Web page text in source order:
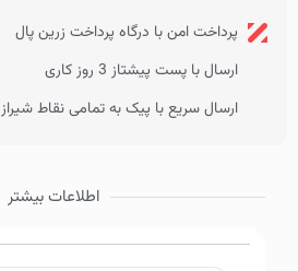
فاقد پارابن
فاقد الکل
فاقد روغن
فاقد صابون
پرداخت امن با درگاه پرداخت زرین پال
ارسال با پست پیشتاز 3 روز کاری
ارسال سریع با پیک به تمامی نقاط شیراز
اطلاعات بیشتر